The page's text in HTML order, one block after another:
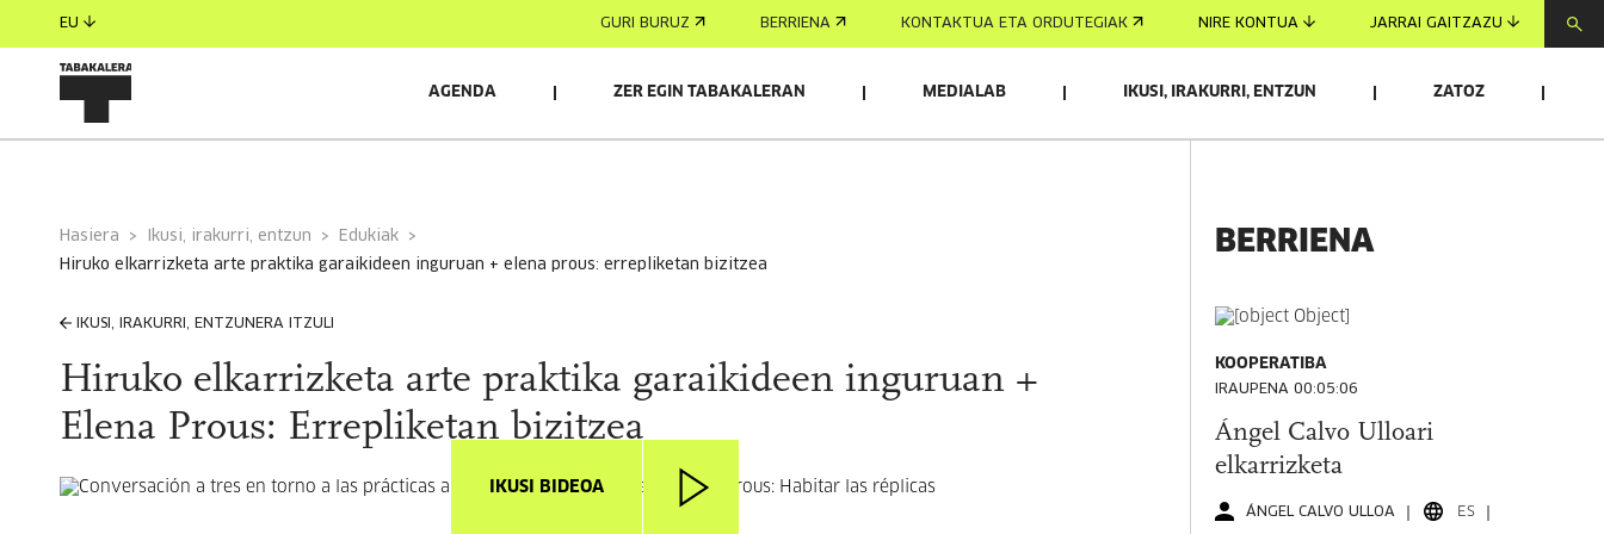
EU GURI BURUZ BERRIENA KONTAKTUA ETA ORDUTEGIAK NIRE KONTUA JARRAI GAITZAZU
AGENDA ZER EGIN TABAKALERAN MEDIALAB IKUSI, IRAKURRI, ENTZUN ZATOZ
Hasiera Ikusi, irakurri, entzun
Edukiak
hiruko elkarrizketa arte praktika garaikideen inguruan + elena prous: errepliketan bizitzea
IKUSI, IRAKURRI, ENTZUNERA ITZULI
Hiruko elkarrizketa arte praktika garaikideen inguruan +
Elena Prous: Errepliketan bizitzea
IKUSI BIDEOA
BERRIENA
KOOPERATIBA
IRAUPENA 00:05:06
Ángel Calvo Ulloari
elkarrizketa
ÁNGEL CALVO ULLOA ES